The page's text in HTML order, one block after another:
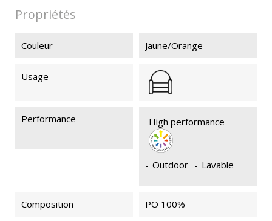
Propriétés
Couleur Jaune/Orange
Usage
Performance High performance
- Outdoor - Lavable
Composition PO 100%